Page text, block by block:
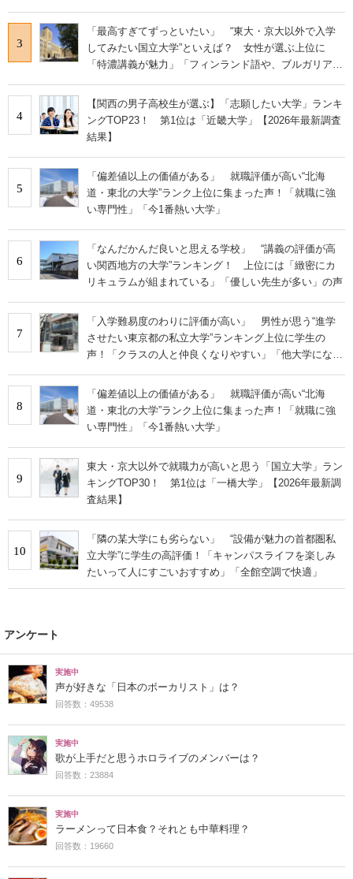
3
「最高すぎてずっといたい」 “東大・京大以外で入学
してみたい国立大学”といえば？ 女性が選ぶ上位に
「特濃講義が魅力」「フィンランド語や、ブルガリア語
4
【関西の男子高校生が選ぶ】「志願したい大学」ランキ
ングTOP23！ 第1位は「近畿大学」【2026年最新調査
結果】
5
「偏差値以上の価値がある」 就職評価が高い“北海
道・東北の大学”ランク上位に集まった声！「就職に強
い専門性」「今1番熱い大学」
6
「なんだかんだ良いと思える学校」 “講義の評価が高
い関西地方の大学”ランキング！ 上位には「緻密にカ
リキュラムが組まれている」「優しい先生が多い」の声
7
「入学難易度のわりに評価が高い」 男性が思う“進学
させたい東京都の私立大学”ランキング上位に学生の
声！「クラスの人と仲良くなりやすい」「他大学にない
8
「偏差値以上の価値がある」 就職評価が高い“北海
道・東北の大学”ランク上位に集まった声！「就職に強
い専門性」「今1番熱い大学」
9
東大・京大以外で就職力が高いと思う「国立大学」ラン
キングTOP30！ 第1位は「一橋大学」【2026年最新調
査結果】
10
「隣の某大学にも劣らない」 “設備が魅力の首都圏私
立大学”に学生の高評価！「キャンパスライフを楽しみ
たいって人にすごいおすすめ」「全館空調で快適」
アンケート
実施中
声が好きな「日本のボーカリスト」は？
回答数：49538
実施中
歌が上手だと思うホロライブのメンバーは？
回答数：23884
実施中
ラーメンって日本食？それとも中華料理？
回答数：19660